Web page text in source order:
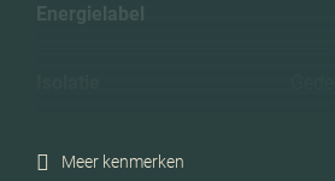
Energielabel
Verwarming
Meer kenmerken